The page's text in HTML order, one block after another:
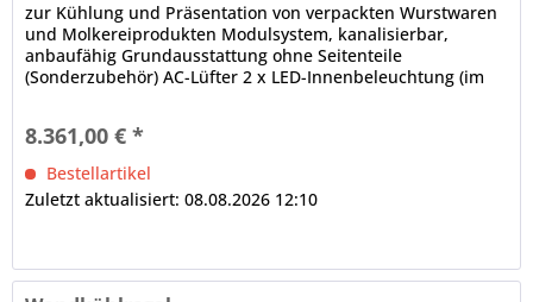
zur Kühlung und Präsentation von verpackten Wurstwaren
und Molkereiprodukten Modulsystem, kanalisierbar,
anbaufähig Grundausstattung ohne Seitenteile
(Sonderzubehör) AC-Lüfter 2 x LED-Innenbeleuchtung (im
8.361,00 € *
Bestellartikel
Zuletzt aktualisiert: 08.08.2026 12:10